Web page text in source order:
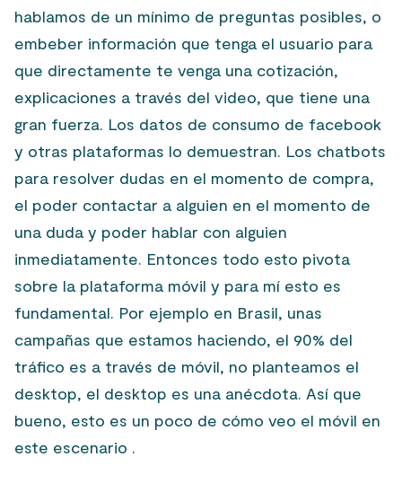
hablamos de un mínimo de preguntas posibles, o
embeber información que tenga el usuario para
que directamente te venga una cotización,
explicaciones a través del video, que tiene una
gran fuerza. Los datos de consumo de facebook
y otras plataformas lo demuestran. Los chatbots
para resolver dudas en el momento de compra,
el poder contactar a alguien en el momento de
una duda y poder hablar con alguien
inmediatamente. Entonces todo esto pivota
sobre la plataforma móvil y para mí esto es
fundamental. Por ejemplo en Brasil, unas
campañas que estamos haciendo, el 90% del
tráfico es a través de móvil, no planteamos el
desktop, el desktop es una anécdota. Así que
bueno, esto es un poco de cómo veo el móvil en
este escenario .